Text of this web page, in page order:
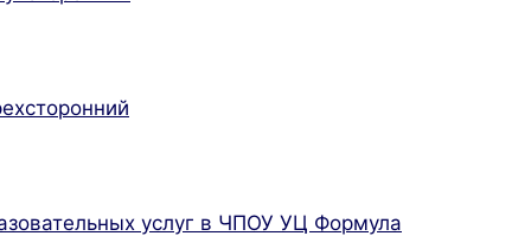
услуг в ЧПОУ УЦ Формула